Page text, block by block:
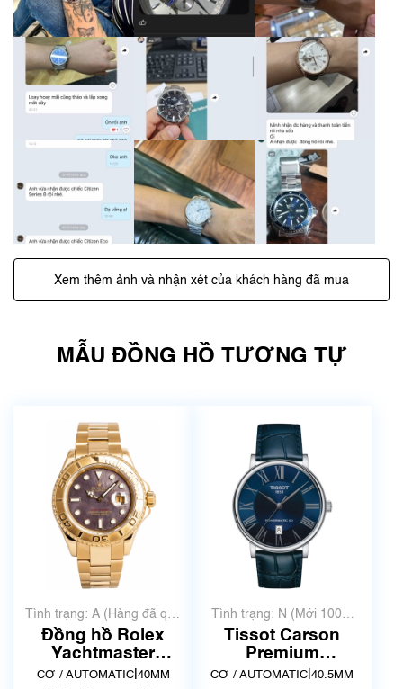
Xem thêm ảnh và nhận xét của khách hàng đã mua
MẪU ĐỒNG HỒ TƯƠNG TỰ
Tình trạng: A (Hàng đã qua
sử dụng nhưng rất đẹp,
không có xước)
Đồng hồ Rolex
Yachtmaster
16628NC
CƠ / AUTOMATIC| 40MM
Tình trạng: N (Mới 100%
chưa qua sử dụng)
Tissot Carson
Premium
Powermatic 80
CƠ / AUTOMATIC 40.5MM